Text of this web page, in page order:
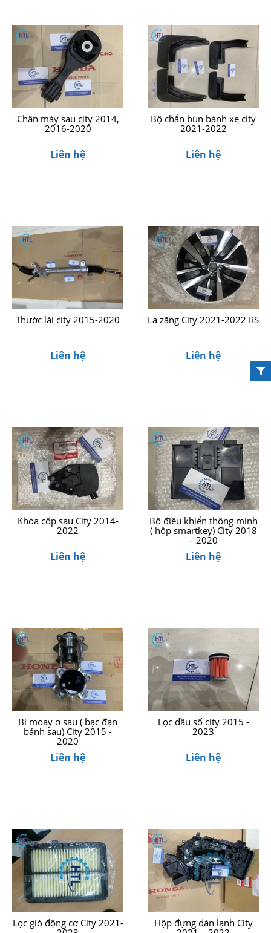
Chân máy sau city 2014,
2016-2020
Liên hệ
Bộ chắn bùn bánh xe city
2021-2022
Liên hệ
Thước lái city 2015-2020
Liên hệ
La zăng City 2021-2022 RS
Liên hệ
Khóa cốp sau City 2014-
2022
Liên hệ
Bộ điều khiển thông minh
( hộp smartkey) City 2018
– 2020
Liên hệ
Bi moay ơ sau ( bạc đạn
bánh sau) City 2015 -
2020
Liên hệ
Lọc dầu số city 2015 -
2023
Liên hệ
Lọc gió động cơ City 2021-
Hộp đựng dàn lạnh City